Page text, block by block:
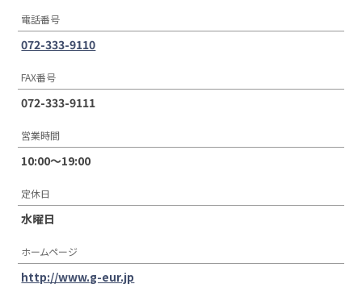
電話番号
072-333-9110
FAX番号
072-333-9111
営業時間
10:00〜19:00
定休日
水曜日
ホームページ
http://www.g-eur.jp